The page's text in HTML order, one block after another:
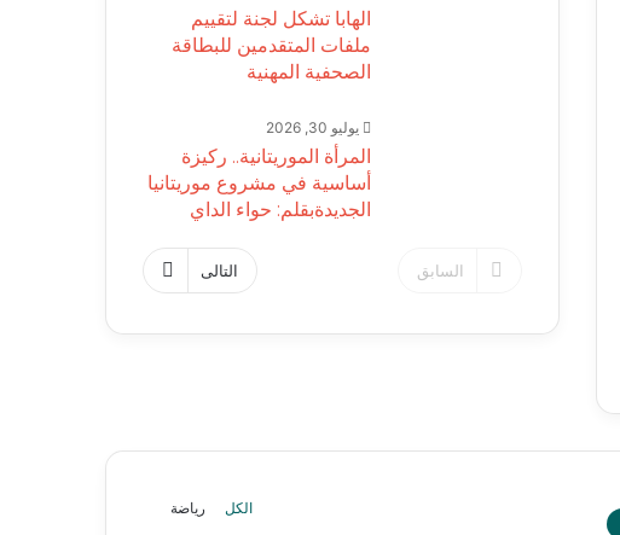
الهابا تشكل لجنة لتقييم
ملفات المتقدمين للبطاقة
الصحفية المهنية
يوليو 30, 2026
المرأة الموريتانية.. ركيزة
أساسية في مشروع موريتانيا
الجديدةبقلم: حواء الداي
السابق التالى
الكل رياضة